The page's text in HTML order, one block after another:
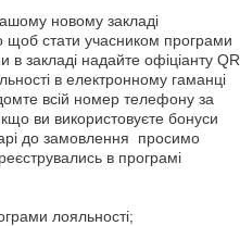
новому закладі
щоб стати учасником програми
в закладі надайте офіціанту QR
в електронному гаманці
всій номер телефону за
ви використовуєте бонуси
до замовлення просимо
в програмі
лояльності;